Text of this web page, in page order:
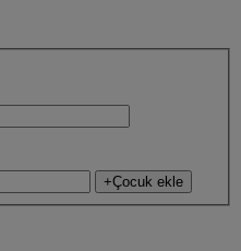
+Çocuk ekle